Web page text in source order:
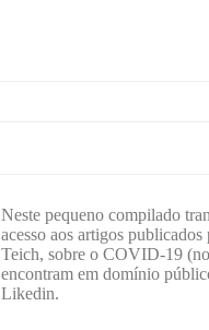
Neste pequeno compilado
acesso aos artigos
Teich, sobre o COVID-19
encontram em domínio
Likedin.